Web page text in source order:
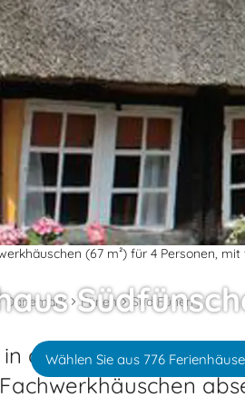
(67 m²) für 4 Personen,
Wählen Sie aus 776
Dänemark Fünen Süd Fünen
der Südfünschen